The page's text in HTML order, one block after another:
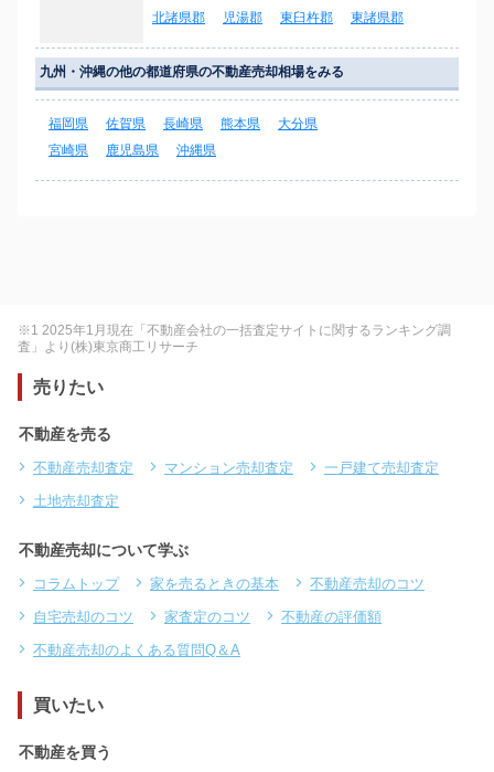
北諸県郡
児湯郡 東臼杵郡 東諸県郡
九州・沖縄の他の都道府県の不動産売却相場をみる
福岡県 佐賀県 長崎県 熊本県
大分県
宮崎県
鹿児島県 沖縄県
※1 2025年1月現在「不動産会社の一括査定サイトに関するランキング調
査」より(株)東京商工リサーチ
売りたい
不動産を売る
不動産売却査定 マンション売却査定
一戸建て売却査定
土地売却査定
不動産売却について学ぶ
コラムトップ 家を売るときの基本
不動産売却のコツ
自宅売却のコツ
家査定のコツ
不動産の評価額
不動産売却のよくある質問Q＆A
買いたい
不動産を買う